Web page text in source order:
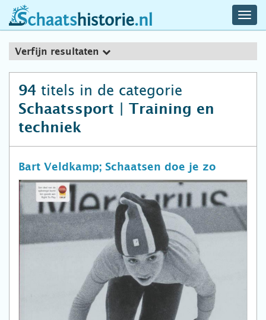
schaatshistorie.nl
Verfijn resultaten
94 titels in de categorie
Schaatssport | Training en
techniek
Bart Veldkamp; Schaatsen doe je zo